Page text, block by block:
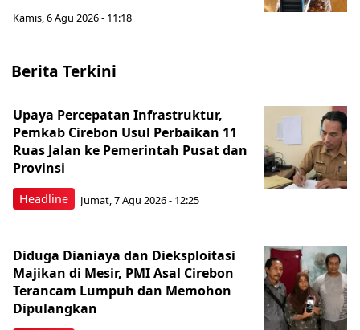
Kamis, 6 Agu 2026 - 11:18
Berita Terkini
Headline
Upaya Percepatan Infrastruktur,
Pemkab Cirebon Usul Perbaikan 11
Ruas Jalan ke Pemerintah Pusat dan
Provinsi
Jumat, 7 Agu 2026 - 12:25
Diduga Dianiaya dan Dieksploitasi
Majikan di Mesir, PMI Asal Cirebon
Terancam Lumpuh dan Memohon
Dipulangkan